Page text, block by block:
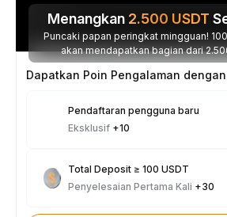
Menangkan 2.500 USDT
Puncaki papan peringkat mingguan!
akan mendapatkan bagian dari
minggunya.
Pendaftaran pengguna baru
Eksklusif +10
Total Deposit ≥ 100 USDT
Penyelesaian Pertama Kali +30